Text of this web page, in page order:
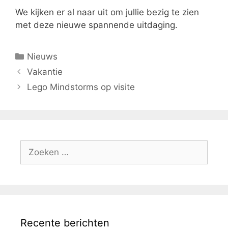
We kijken er al naar uit om jullie bezig te zien
met deze nieuwe spannende uitdaging.
Categorieën
Nieuws
Vakantie
Lego Mindstorms op visite
Zoek
Recente berichten